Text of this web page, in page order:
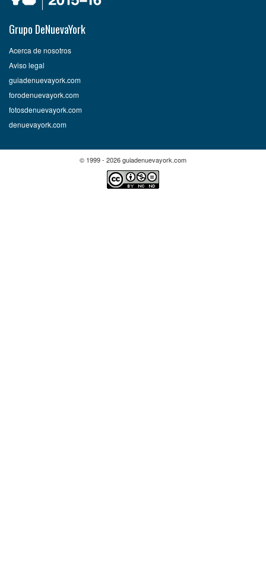
Grupo DeNuevaYork
Acerca de nosotros
Aviso legal
guiadenuevayork.com
forodenuevayork.com
fotosdenuevayork.com
denuevayork.com
© 1999 - 2026 guiadenuevayork.com